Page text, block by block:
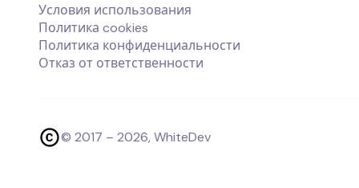
Условия использования
Политика cookies
Политика конфиденциальности
Отказ от ответственности
© 2017 – 2026, WhiteDev